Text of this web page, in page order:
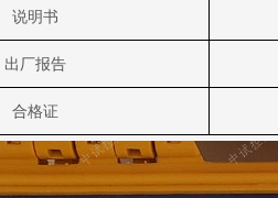
说明书
出厂报告
合格证